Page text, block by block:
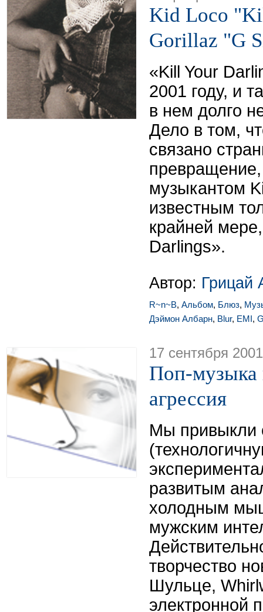
Kid Loco
Gorillaz "G
«Kill Your
2001 году, и
в нем долго
Дело в том,
связано
музыкантом
известным
крайней
Darlings».
Автор: Грицай
R~n~B, Альбом, Блюз,
Дэймон Албарн, Blur, EMI,
17 сентября 2001
Поп-музыка
агрессия
Мы привыкли
развитым
холодным
мужским
творчество
Шульце,
электронной